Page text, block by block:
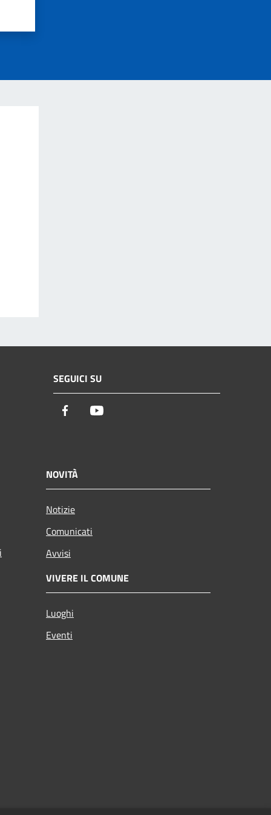
SEGUICI SU
Facebook
NOVITÀ
Notizie
Comunicati
Avvisi
VIVERE IL COMUNE
Luoghi
Eventi